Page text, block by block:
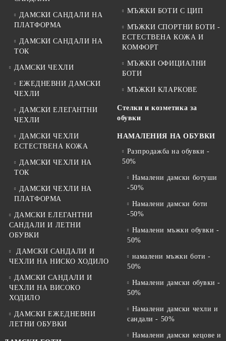
ДАМСКИ САНДАЛИ НА
ПЛАТФОРМА
ДАМСКИ САНДАЛИ НА
ТОК
ДАМСКИ ЧЕХЛИ
ЕЖЕДНЕВНИ ДАМСКИ
ЧЕХЛИ
ДАМСКИ ЕЛЕГАНТНИ
ЧЕХЛИ
ДАМСКИ ЧЕХЛИ
ЕСТЕСТВЕНА КОЖА
ДАМСКИ ЧЕХЛИ НА
ТОК
ДАМСКИ ЧЕХЛИ НА
ПЛАТФОРМА
ДАМСКИ ЕЛЕГАНТНИ
САНДАЛИ И ЛЕТНИ
ОБУВКИ
ДАМСКИ САНДАЛИ И
ЧЕХЛИ НА НИСКО ХОДИЛО
ДАМСКИ САНДАЛИ И
ЧЕХЛИ НА ВИСОКО
ХОДИЛО
ДАМСКИ ЕЖЕДНЕВНИ
ЛЕТНИ ОБУВКИ
МЪЖКИ БОТИ С ЦИП
МЪЖКИ СПОРТНИ БОТИ -
ЕСТЕСТВЕНА КОЖА И
КОМФОРТ
МЪЖКИ ОФИЦИАЛНИ
БОТИ
МЪЖКИ КЛАРКОВЕ
Стелки и козметика за
обувки
НАМАЛЕНИЯ НА ОБУВКИ
Разпродажба на обувки -
50%
Намалени дамски ботуши
-50%
Намалени дамски боти
-50%
Намалени мъжки обувки -
50%
намалени мъжки боти -
50%
Намалени дамски обувки -
50%
Намалени дамски чехли и
сандали - 50%
Намалени дамски кецове и